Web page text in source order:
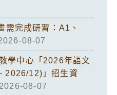
需完成研習：A1、
08-07
學中心「2026年語文
2026/12)」招生資
2026-08-07